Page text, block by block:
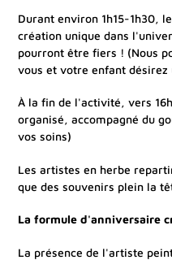
Durant environ 1h15-1h30,
création unique dans
pourront être fiers ! (Nous
vous et votre enfant désirez
À la fin de l'activité, vers
organisé, accompagné du
vos soins)
Les artistes en herbe
que des souvenirs plein la
La formule d'anniversaire
La présence de l'artiste